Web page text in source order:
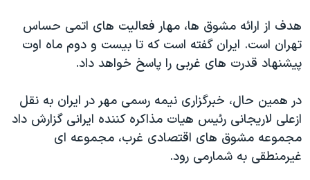
چهل سال گروگان‌گیری
قانون شفافیت دارائی کادر رهبری ایران
اسرائیل در جنگ
نرگس محمدی برنده جایزه نوبل صلح
همایش محافظه‌کاران آمریکا «سی‌پک»
هدف از ارائه مشوق ها، مهار فعاليت های اتمی حساس
تهران است. ايران گفته است که تا بيست و دوم ماه اوت
پيشنهاد قدرت های غربی را پاسخ خواهد داد.
در همين حال، خبرگزاری نيمه رسمی مهر در ايران به نقل
ازعلی لاريجانی رئيس هيات مذاکره کننده ايرانی گزارش داد
مجموعه مشوق های اقتصادی غرب، مجموعه ای
غيرمنطقی به شمارمی رود.